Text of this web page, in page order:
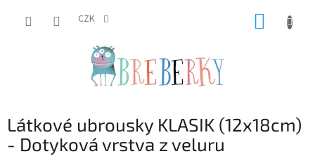
CZK
Látkové ubrousky KLASIK (12x18cm)
- Dotyková vrstva z veluru